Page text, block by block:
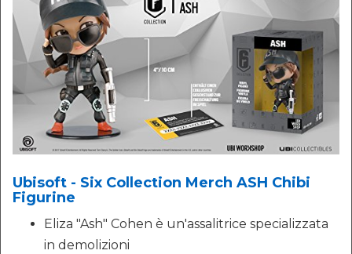
Ubisoft - Six Collection Merch ASH Chibi
Figurine
Eliza "Ash" Cohen è un'assalitrice specializzata
in demolizioni